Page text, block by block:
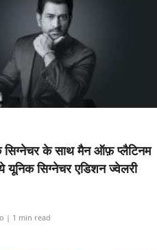
सिग्नेचर के साथ मैन ऑफ़ प्लैटिनम
यूनिक सिग्नेचर एडिशन ज्वेलरी
| 1 min read